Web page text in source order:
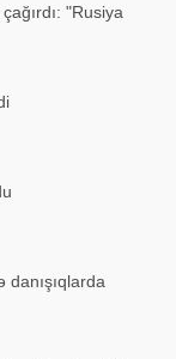
"Rusiya
danışıqlarda